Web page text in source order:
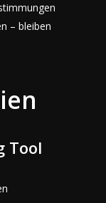
– bleiben
Tool